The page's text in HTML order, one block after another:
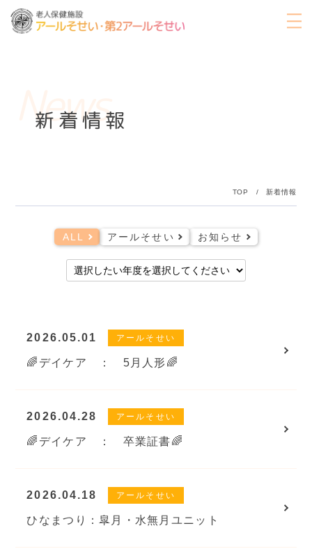
News
新着情報
TOP /新着情報
ALL アールそせい お知らせ
2026.05.01 アールそせい
🌈デイケア ： 5月人形🌈
2026.04.28 アールそせい
🌈デイケア ： 卒業証書🌈
2026.04.18 アールそせい
ひなまつり：皐月・水無月ユニット